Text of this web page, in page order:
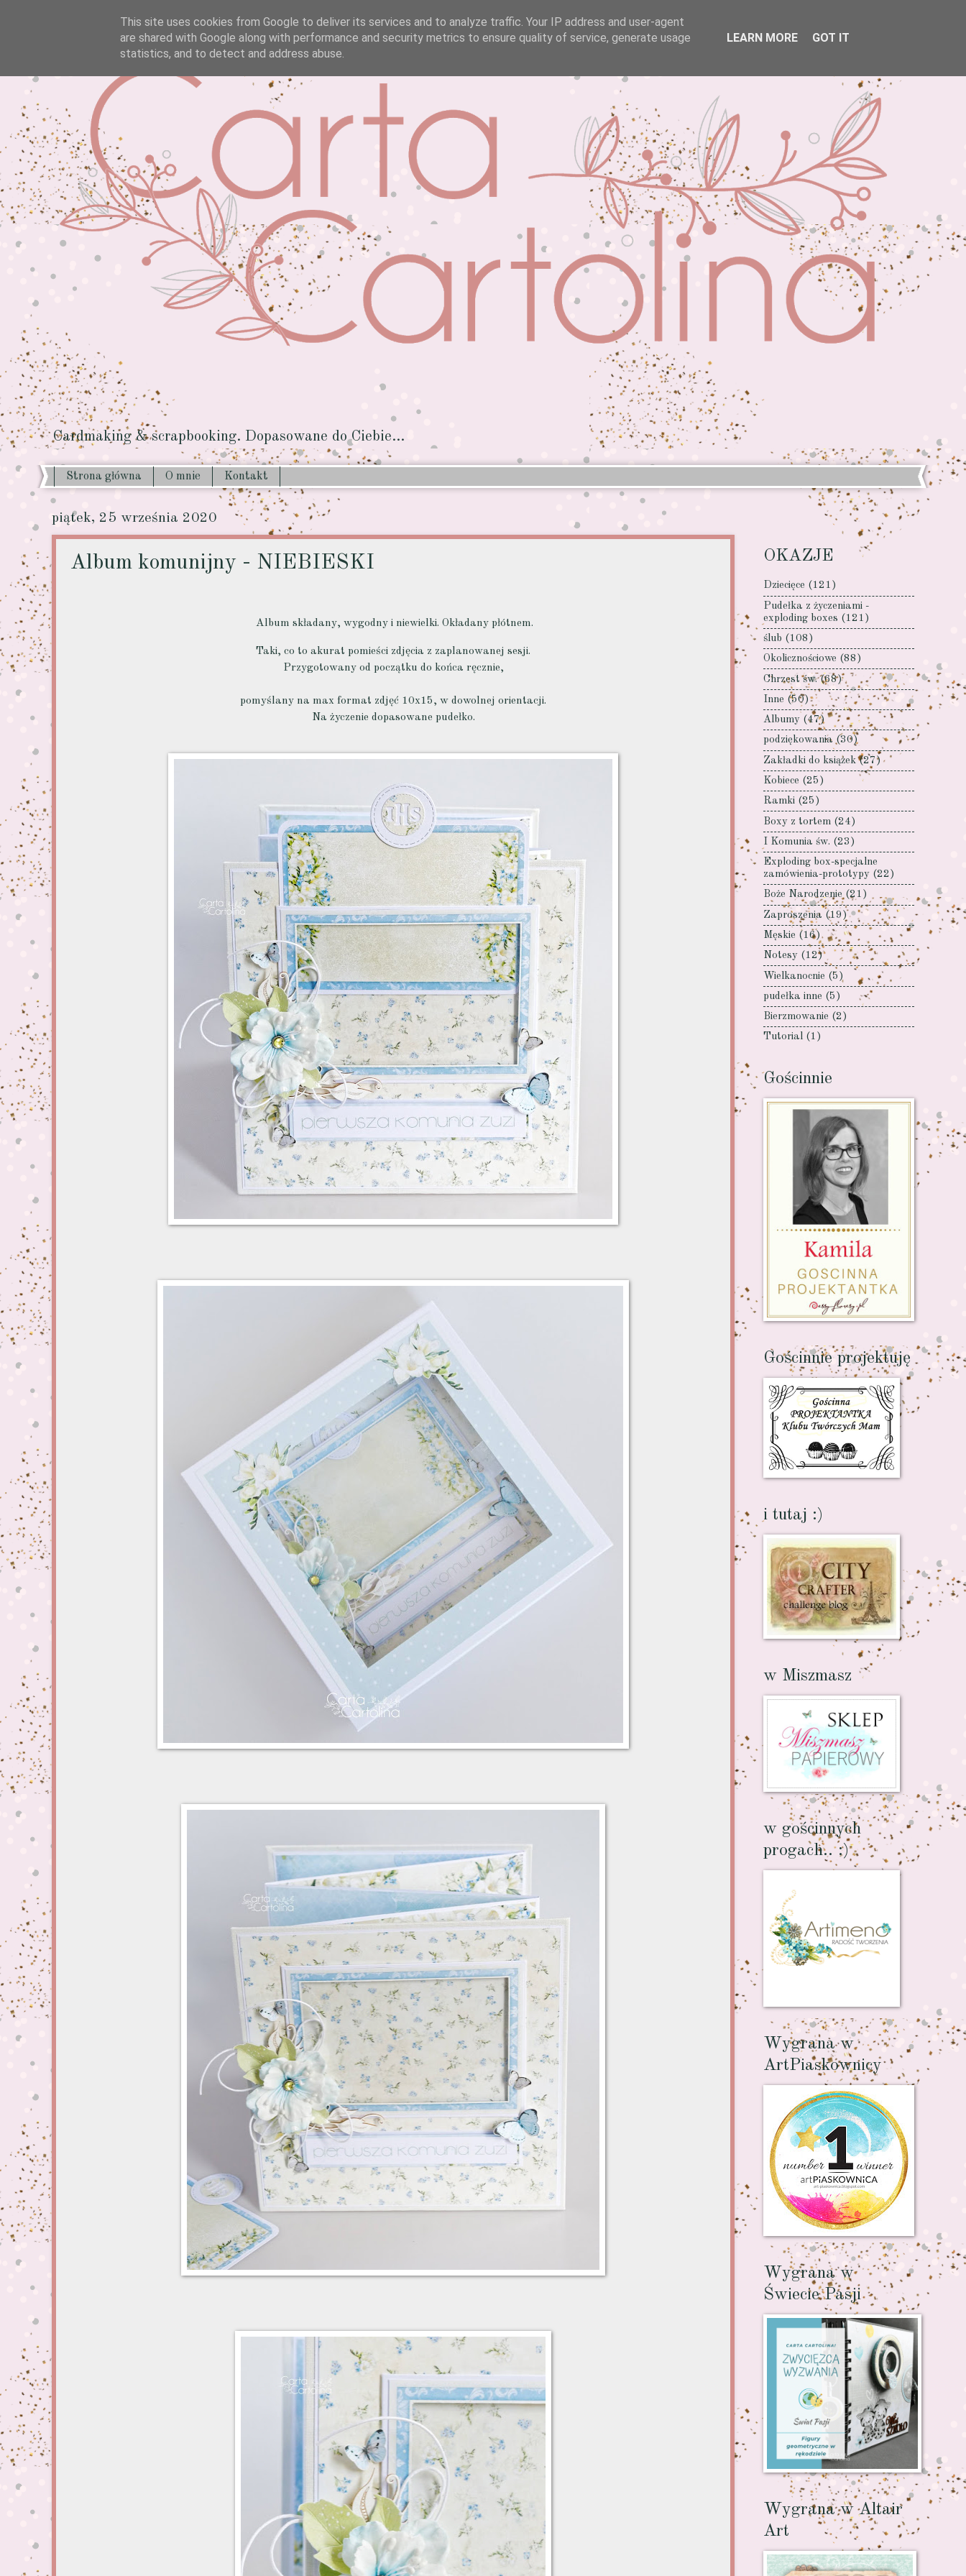
Cardmaking & scrapbooking. Dopasowane do Ciebie...
Strona główna O mnie Kontakt
piątek, 25 września 2020
Album komunijny - NIEBIESKI
Album składany, wygodny i niewielki. Okładany płótnem.
Taki, co to akurat pomieści zdjęcia z zaplanowanej sesji.
Przygotowany od początku do końca ręcznie,
pomyślany na max format zdjęć 10x15, w dowolnej orientacji.
Na życzenie dopasowane pudełko.
OKAZJE
Dziecięce (121)
Pudełka z życzeniami -
exploding boxes (121)
ślub (108)
Okolicznościowe (88)
Chrzest św. (68)
Inne (50)
Albumy (47)
podziękowania (30)
Zakładki do książek (27)
Kobiece (25)
Ramki (25)
Boxy z tortem (24)
I Komunia św. (23)
Exploding box-specjalne
zamówienia-prototypy (22)
Boże Narodzenie (21)
Zaproszenia (19)
Męskie (16)
Notesy (12)
Wielkanocnie (5)
pudełka inne (5)
Bierzmowanie (2)
Tutorial (1)
Gościnnie
Gościnnie projektuję
i tutaj :)
w Miszmasz
w gościnnych
progach.. :)
Wygrana w
ArtPiaskownicy
Wygrana w
Świecie Pasji
Wygrana w Altair
Art
This site uses cookies from Google to deliver its services and to analyze traffic. Your IP address and user-agent
are shared with Google along with performance and security metrics to ensure quality of service, generate usage
statistics, and to detect and address abuse.
LEARN MORE GOT IT